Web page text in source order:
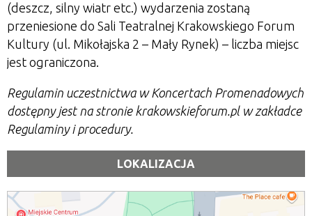
(deszcz, silny wiatr etc.) wydarzenia zostaną
przeniesione do Sali Teatralnej Krakowskiego Forum
Kultury (ul. Mikołajska 2 – Mały Rynek) – liczba miejsc
jest ograniczona.
Regulamin uczestnictwa w Koncertach Promenadowych
dostępny jest na stronie krakowskieforum.pl w zakładce
Regulaminy i procedury.
LOKALIZACJA